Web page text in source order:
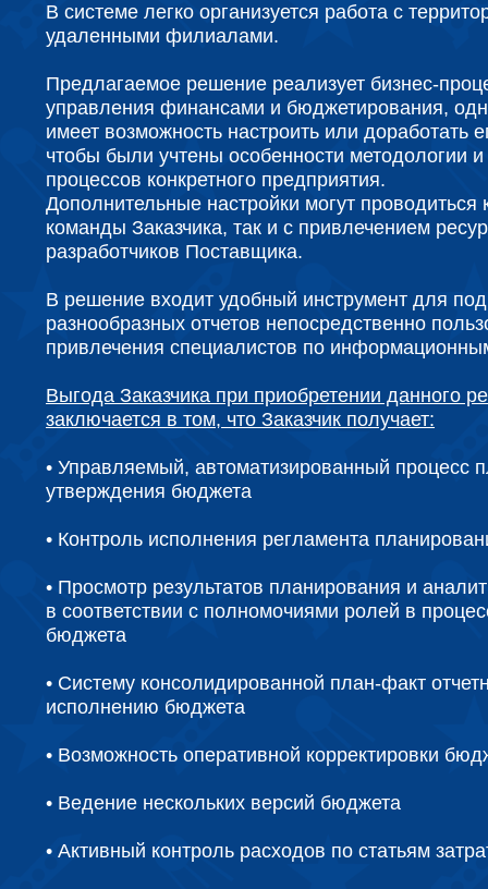
В системе легко организуется работа с
удаленными филиалами.
Предлагаемое решение реализует бизнес-
управления финансами и бюджетирования,
имеет возможность настроить или доработать
чтобы были учтены особенности методологии и
процессов конкретного предприятия.
Дополнительные настройки могут проводиться
команды Заказчика, так и с привлечением
разработчиков Поставщика.
В решение входит удобный инструмент для
разнообразных отчетов непосредственно
привлечения специалистов по
Выгода Заказчика при приобретении данного
заключается в том, что Заказчик получает:
• Управляемый, автоматизированный процесс
утверждения бюджета
• Контроль исполнения регламента
• Просмотр результатов планирования и
в соответствии с полномочиями ролей в
бюджета
• Систему консолидированной план-факт
исполнению бюджета
• Возможность оперативной корректировки
• Ведение нескольких версий бюджета
• Активный контроль расходов по статьям